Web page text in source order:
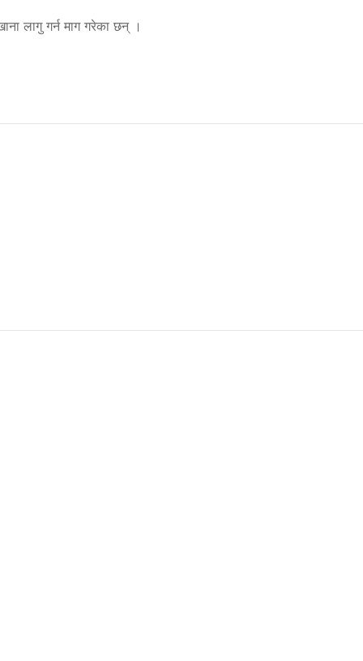
लागु गर्न माग गरेका छन् ।